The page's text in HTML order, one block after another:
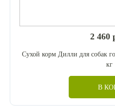
2 460
Сухой корм Дилли для собак
кг
В